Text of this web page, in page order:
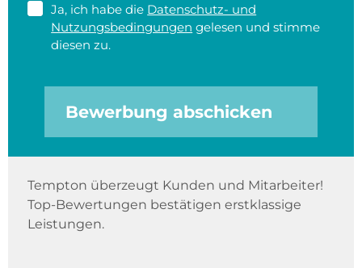
Ja, ich habe die Datenschutz- und
Nutzungsbedingungen gelesen und stimme
diesen zu.
Bewerbung abschicken
Tempton überzeugt Kunden und Mitarbeiter!
Top-Bewertungen bestätigen erstklassige
Leistungen.